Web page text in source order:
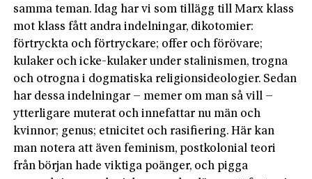
samma teman. Idag har vi som tillägg till Marx klass
mot klass fått andra indelningar, dikotomier:
förtryckta och förtryckare; offer och förövare;
kulaker och icke-kulaker under stalinismen, trogna
och otrogna i dogmatiska religionsideologier. Sedan
har dessa indelningar – memer om man så vill –
ytterligare muterat och innefattar nu män och
kvinnor; genus; etnicitet och rasifiering. Här kan
man notera att även feminism, postkolonial teori
från början hade viktiga poänger, och pigga